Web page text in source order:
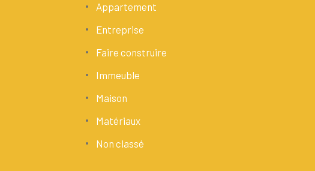
Appartement
Entreprise
Faire construire
Immeuble
Maison
Matériaux
Non classé